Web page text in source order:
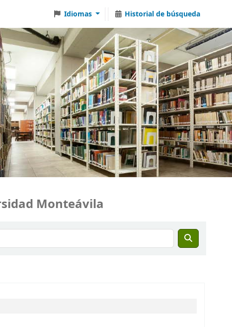
Idiomas Historial de búsqueda
Monteávila